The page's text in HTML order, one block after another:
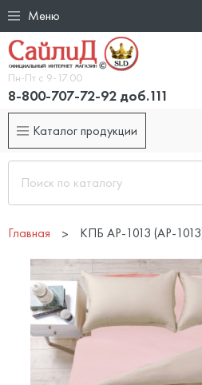
Меню
Пн-Пт с 9-17.00
8-800-707-72-92 доб.111
Каталог продукции
Главная КПБ АР-1013 (AP-